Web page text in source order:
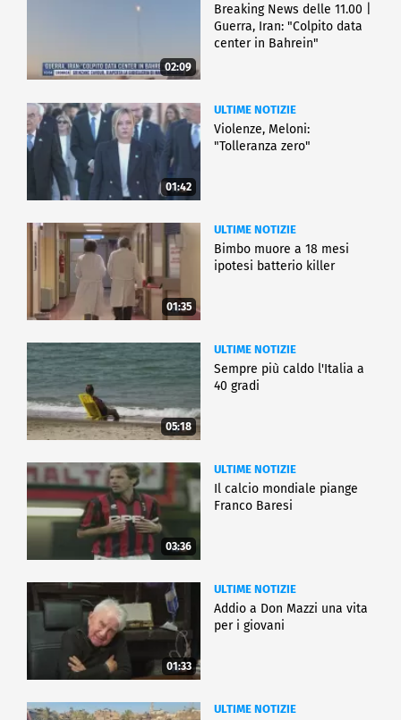
02:09
Breaking News delle 11.00 |
Guerra, Iran: "Colpito data
center in Bahrein"
01:42
ULTIME NOTIZIE
Violenze, Meloni:
"Tolleranza zero"
01:35
ULTIME NOTIZIE
Bimbo muore a 18 mesi
ipotesi batterio killer
05:18
ULTIME NOTIZIE
Sempre più caldo l'Italia a
40 gradi
03:36
ULTIME NOTIZIE
Il calcio mondiale piange
Franco Baresi
01:33
ULTIME NOTIZIE
Addio a Don Mazzi una vita
per i giovani
ULTIME NOTIZIE